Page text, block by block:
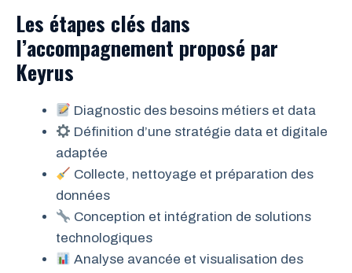
Les étapes clés dans
l’accompagnement proposé par
Keyrus
Diagnostic des besoins métiers et data
Définition d’une stratégie data et digitale
adaptée
Collecte, nettoyage et préparation des
données
Conception et intégration de solutions
technologiques
Analyse avancée et visualisation des